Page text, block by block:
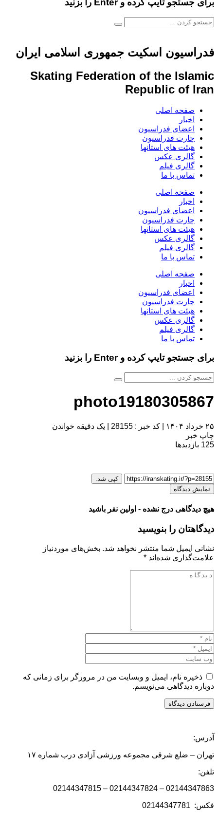
برای جستجو تایپ کرده و Enter را بزنید
فدراسیون اسکیت جمهوری اسلامی ایران
Skating Federation of the Islamic
Republic of Iran
صفحه اصلی
اخبار
اعضای فدراسیون
چارت فدراسیون
هیئت های استانها
گالری عکس
گالری فیلم
تماس با ما
صفحه اصلی
اخبار
اعضای فدراسیون
چارت فدراسیون
هیئت های استانها
گالری عکس
گالری فیلم
تماس با ما
صفحه اصلی
اخبار
اعضای فدراسیون
چارت فدراسیون
هیئت های استانها
گالری عکس
گالری فیلم
تماس با ما
برای جستجو تایپ کرده و Enter را بزنید
photo19180305867
۲۵ خرداد ۱۴۰۴ کد خبر : 28155
یک دقیقه خواندن
چاپ خبر
125 بازدیدها
کپی شد.
نمایش دیدگاه
هیچ دیدگاهی درج نشده - اولین نفر باشید
دیدگاهتان را بنویسید
نشانی ایمیل شما منتشر نخواهد شد. بخش‌های موردنیاز
علامت‌گذاری شده‌اند *
ذخیره نام، ایمیل و وبسایت من در مرورگر برای زمانی که
دوباره دیدگاهی می‌نویسم.
آدرس:
تهران – ضلع شرقی مجموعه ورزشی آزادی درب شماره ۱۷
تلفن:
02144347863 – 02144347824 – 02144347815
فکس: 02144347781